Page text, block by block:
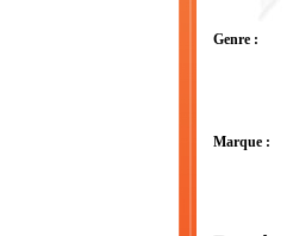
Genre :
Marque :